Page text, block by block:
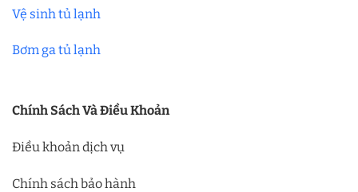
Vệ sinh tủ lạnh
Bơm ga tủ lạnh
Chính Sách Và Điều Khoản
Điều khoản dịch vụ
Chính sách bảo hành